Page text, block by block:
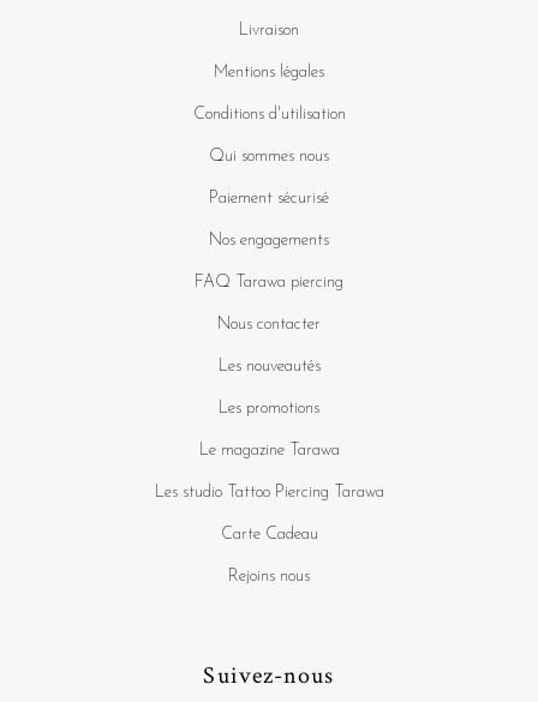
Livraison
Mentions légales
Conditions d'utilisation
Qui sommes nous
Paiement sécurisé
Nos engagements
FAQ Tarawa piercing
Nous contacter
Les nouveautés
Les promotions
Le magazine Tarawa
Les studio Tattoo Piercing Tarawa
Carte Cadeau
Rejoins nous
Suivez-nous